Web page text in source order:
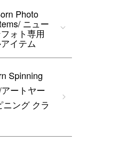
Photo
ニュー
ォト専用
イテム
Spinning
ートヤー
ニング クラ